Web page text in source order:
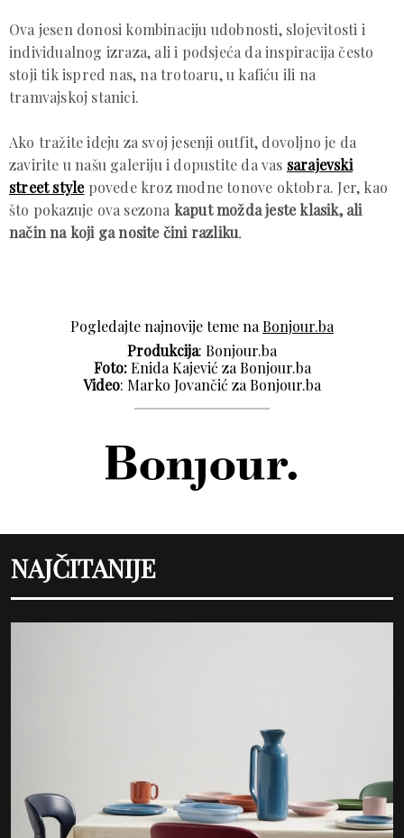
Ova jesen donosi kombinaciju udobnosti, slojevitosti i
individualnog izraza, ali i podsjeća da inspiracija često
stoji tik ispred nas, na trotoaru, u kafiću ili na
tramvajskoj stanici.
Ako tražite ideju za svoj jesenji outfit, dovoljno je da
zavirite u našu galeriju i dopustite da vas sarajevski
street stylepovede kroz modne tonove oktobra. Jer, kao
što pokazuje ova sezona kaput možda jeste klasik, ali
način na koji ga nosite čini razliku.
Pogledajte najnovije teme na Bonjour.ba
Produkcija: Bonjour.ba
Foto:Enida Kajević za Bonjour.ba
Video: Marko Jovančić za Bonjour.ba
NAJČITANIJE